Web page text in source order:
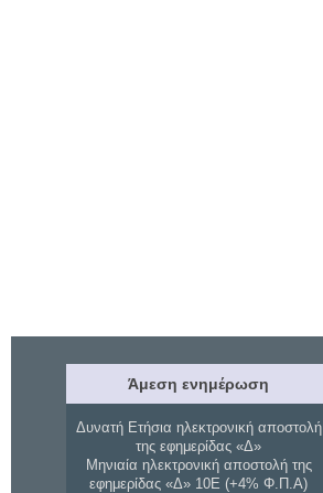
Άμεση ενημέρωση
Δυνατή Ετήσια ηλεκτρονική αποστολή
της εφημερίδας «Δ»
Μηνιαία ηλεκτρονική αποστολή της
εφημερίδας «Δ» 10Ε (+4% Φ.Π.Α)